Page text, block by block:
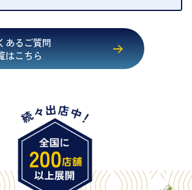
証確認書
ンバーカード
ード
ポート
して「公的機関が発行し、氏名、住所、生
記載されているもの
府発行のもの
あるご質問
はこちら